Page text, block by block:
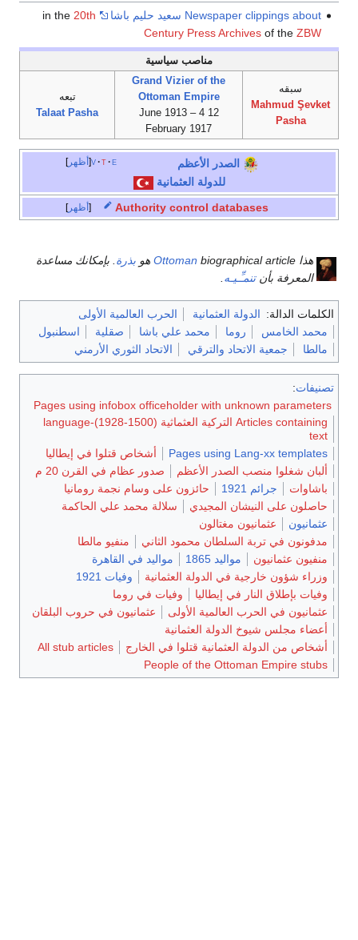
Newspaper clippings about سعيد حليم باشا
20th
Century Press Archivesof the ZBW
مناصب سياسية
سبقه
Mahmud Şevket
Pasha
Grand Vizier of the
Ottoman Empire
12 June 1913 – 4
February 1917
تبعه
Talaat Pasha
أظهر v t e
الصدر الأعظم
للدولة العثمانية
أظهر Authority control databases
هذا Ottoman biographical article هو بذرة. بإمكانك مساعدة
المعرفة بأنتنمـِّـيـه.
الكلمات الدالة: الدولة العثمانية
الحرب العالمية الأولى
محمد الخامس
روما محمد علي باشا صقلية
اسطنبول
مالطا
جمعية الاتحاد والترقي الاتحاد الثوري الأرمني
تصنيفات:
Pages using infobox officeholder with unknown parameters
Articles containing التركية العثماثية (1500-1928)-language
text
Pages using Lang-xx templates
أشخاص قتلوا في إيطاليا
ألبان شغلوا منصب الصدر الأعظم
صدور عظام في القرن 20 م
باشاوات
جرائم 1921
حائزون على وسام نجمة رومانيا
حاصلون على النيشان المجيدي
سلالة محمد علي الحاكمة
عثمانيون
عثمانيون مغتالون
مدفونون في تربة السلطان محمود الثاني
منفيو مالطا
منفيون عثمانيون
مواليد 1865
مواليد في القاهرة
وزراء شؤون خارجية في الدولة العثمانية
وفيات 1921
وفيات بإطلاق النار في إيطاليا
وفيات في روما
عثمانيون في الحرب العالمية الأولى
عثمانيون في حروب البلقان
أعضاء مجلس شيوخ الدولة العثمانية
أشخاص من الدولة العثمانية قتلوا في الخارج
All stub articles
People of the Ottoman Empire stubs